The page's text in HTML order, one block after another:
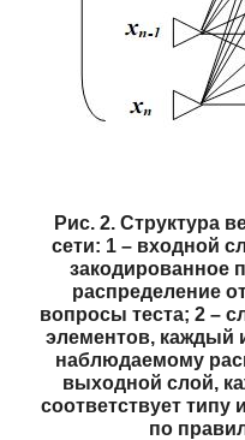
Рис. 2. Структура
сети: 1 – входной
закодированное
распределение
вопросы теста; 2 –
элементов, каждый
наблюдаемому
выходной слой,
соответствует
по